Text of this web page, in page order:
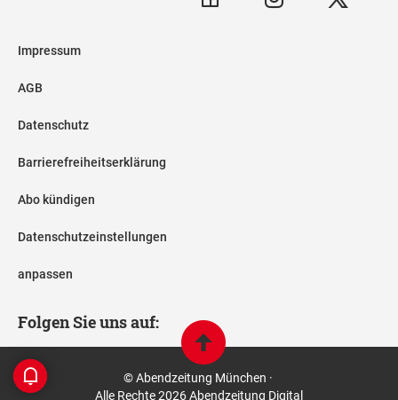
Impressum
AGB
Datenschutz
Barrierefreiheitserklärung
Abo kündigen
Datenschutzeinstellungen
anpassen
Folgen Sie uns auf:
© Abendzeitung München ·
Alle Rechte 2026 Abendzeitung Digital